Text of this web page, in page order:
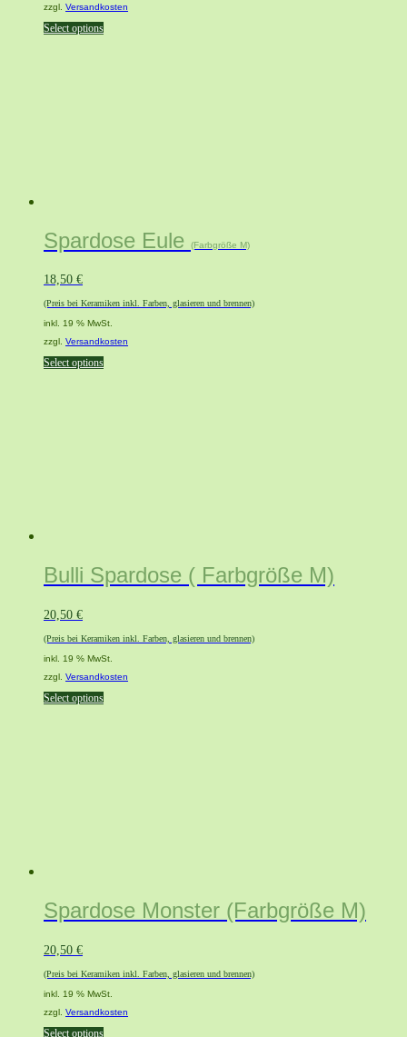
zzgl. Versandkosten
Select options
Spardose Eule (Farbgröße M)
18,50 €
(Preis bei Keramiken inkl. Farben, glasieren und brennen)
inkl. 19 % MwSt.
zzgl. Versandkosten
Select options
Bulli Spardose ( Farbgröße M)
20,50 €
(Preis bei Keramiken inkl. Farben, glasieren und brennen)
inkl. 19 % MwSt.
zzgl. Versandkosten
Select options
Spardose Monster (Farbgröße M)
20,50 €
(Preis bei Keramiken inkl. Farben, glasieren und brennen)
inkl. 19 % MwSt.
zzgl. Versandkosten
Select options